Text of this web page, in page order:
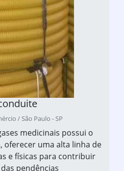
/ São Paulo - SP
medicinais possui o
oferecer uma alta linha de
e físicas para contribuir
pendências